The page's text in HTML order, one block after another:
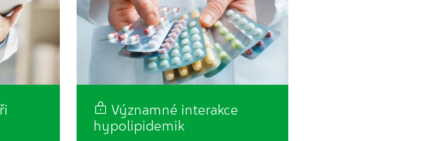
Významné interakce
hypolipidemik